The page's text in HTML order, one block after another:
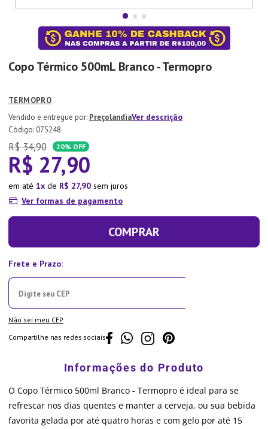
Copo Térmico 500mL Branco - Termopro
TERMOPRO
PreçolandiaVer descrição
: 075248
R$ 34,90 20% OFF
R$ 27,90
em até 1 de R$ 27,90 sem juros
Ver formas de pagamento
COMPRAR
Não sei meu CEP
Compartilhe nas redes sociais
O Copo Térmico 500ml Branco - Termopro é ideal para se
refrescar nos dias quentes e manter a cerveja, ou sua bebida
favorita gelada por até quatro horas e com gelo por até 15
7º
Copo
Aparelho Jantar
Lixeira
10º Panela Pressão